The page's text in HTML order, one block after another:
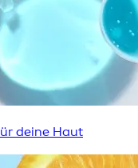
deine Haut